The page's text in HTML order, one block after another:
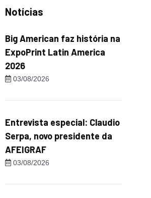
Notícias
Big American faz história na
ExpoPrint Latin America
2026
03/08/2026
Entrevista especial: Claudio
Serpa, novo presidente da
AFEIGRAF
03/08/2026